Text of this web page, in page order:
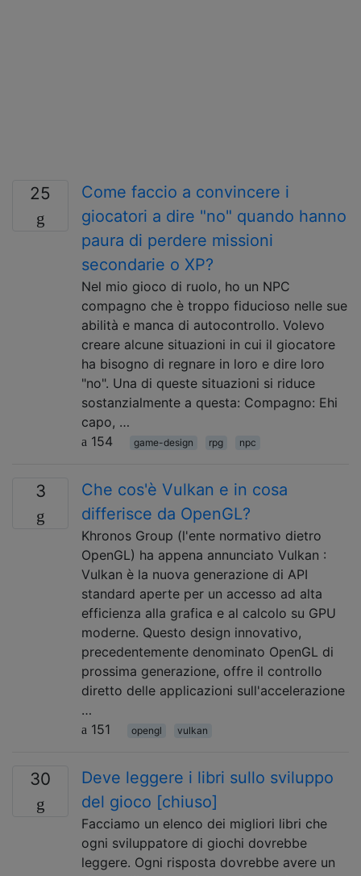
25
Come faccio a convincere i
giocatori a dire "no" quando hanno
paura di perdere missioni
secondarie o XP?
Nel mio gioco di ruolo, ho un NPC
compagno che è troppo fiducioso nelle sue
abilità e manca di autocontrollo. Volevo
creare alcune situazioni in cui il giocatore
ha bisogno di regnare in loro e dire loro
"no". Una di queste situazioni si riduce
sostanzialmente a questa: Compagno: Ehi
capo, …
154
game-design rpg npc
3
Che cos'è Vulkan e in cosa
differisce da OpenGL?
Khronos Group (l'ente normativo dietro
OpenGL) ha appena annunciato Vulkan :
Vulkan è la nuova generazione di API
standard aperte per un accesso ad alta
efficienza alla grafica e al calcolo su GPU
moderne. Questo design innovativo,
precedentemente denominato OpenGL di
prossima generazione, offre il controllo
diretto delle applicazioni sull'accelerazione
…
151
opengl vulkan
30
Deve leggere i libri sullo sviluppo
del gioco [chiuso]
Facciamo un elenco dei migliori libri che
ogni sviluppatore di giochi dovrebbe
leggere. Ogni risposta dovrebbe avere un